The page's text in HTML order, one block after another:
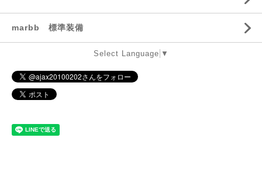
marbb 標準装備
Select Language ▼